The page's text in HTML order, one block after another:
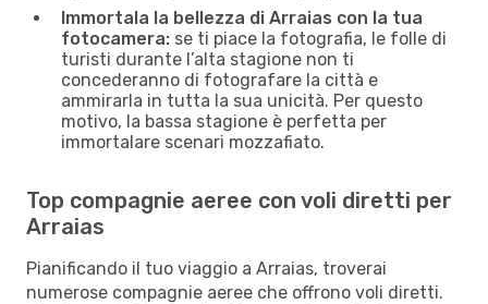
Immortala la bellezza di Arraias con la tua
fotocamera: se ti piace la fotografia, le folle di
turisti durante l’alta stagione non ti
concederanno di fotografare la città e
ammirarla in tutta la sua unicità. Per questo
motivo, la bassa stagione è perfetta per
immortalare scenari mozzafiato.
Top compagnie aeree con voli diretti per
Arraias
Pianificando il tuo viaggio a Arraias, troverai
numerose compagnie aeree che offrono voli diretti.